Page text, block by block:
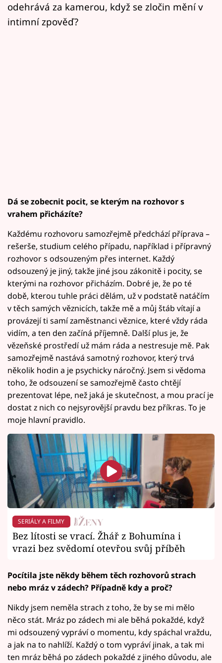
Přihlášení
odehrává za kamerou, když se zločin mění v
intimní zpověď?
Dá se zobecnit pocit, se kterým na rozhovor s
vrahem přicházíte?
Každému rozhovoru samozřejmě předchází příprava –
rešerše, studium celého případu, například i přípravný
rozhovor s odsouzeným přes internet. Každý
odsouzený je jiný, takže jiné jsou zákonitě i pocity, se
kterými na rozhovor přicházím. Dobré je, že po té
době, kterou tuhle práci dělám, už v podstatě natáčím
v těch samých věznicích, takže mě a můj štáb vítají a
provázejí ti samí zaměstnanci věznice, které vždy ráda
vidím, a ten den začíná příjemně. Další plus je, že
vězeňské prostředí už mám ráda a nestresuje mě. Pak
samozřejmě nastává samotný rozhovor, který trvá
několik hodin a je psychicky náročný. Jsem si vědoma
toho, že odsouzení se samozřejmě často chtějí
prezentovat lépe, než jaká je skutečnost, a mou prací je
dostat z nich co nejsyrovější pravdu bez příkras. To je
moje hlavní pravidlo.
SERIÁLY A FILMY
Bez lítosti se vrací. Žhář z Bohumína i
vrazi bez svědomí otevřou svůj příběh
Pocítila jste někdy během těch rozhovorů strach
nebo mráz v zádech? Případně kdy a proč?
Nikdy jsem neměla strach z toho, že by se mi mělo
něco stát. Mráz po zádech mi ale běhá pokaždé, když
mi odsouzený vypráví o momentu, kdy spáchal vraždu,
a jak na to nahlíží. Každý o tom vypráví jinak, a tak mi
ten mráz běhá po zádech pokaždé z jiného důvodu, ale